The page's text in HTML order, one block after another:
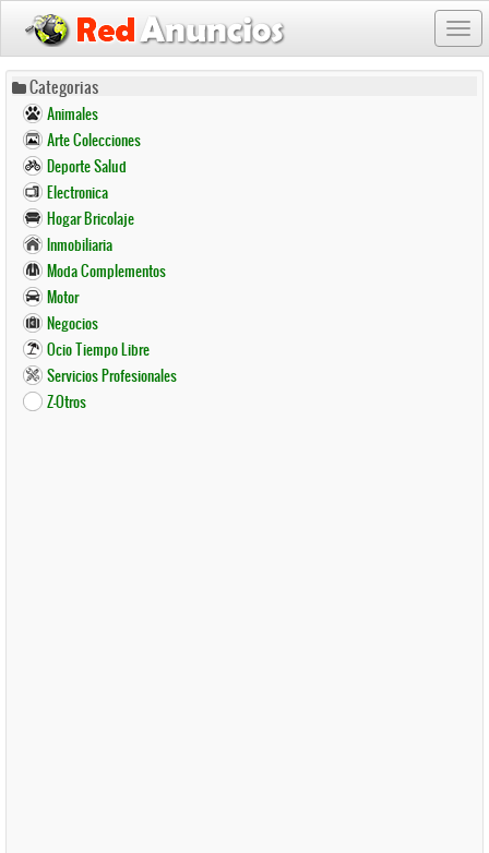
Pasar
contenido
principal
Categorias
Animales
Arte Colecciones
Deporte Salud
Electronica
Hogar Bricolaje
Inmobiliaria
Moda Complementos
Motor
Negocios
Ocio Tiempo Libre
Servicios Profesionales
Z-Otros